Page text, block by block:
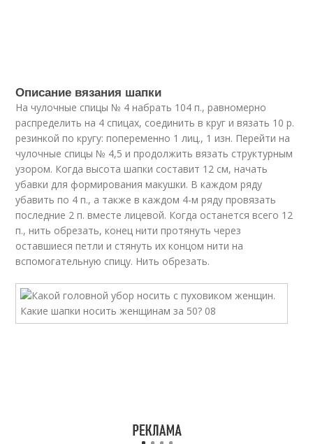
Описание вязания шапки
На чулочные спицы № 4 набрать 104 п., равномерно
распределить на 4 спицах, соединить в круг и вязать 10 р.
резинкой по кругу: попеременно 1 лиц., 1 изн. Перейти на
чулочные спицы № 4,5 и продолжить вязать структурным
узором. Когда высота шапки составит 12 см, начать
убавки для формирования макушки. В каждом ряду
убавить по 4 п., а также в каждом 4-м ряду провязать
последние 2 п. вместе лицевой. Когда останется всего 12
п., нить обрезать, конец нити протянуть через
оставшиеся петли и стянуть их концом нити на
вспомогательную спицу. Нить обрезать.